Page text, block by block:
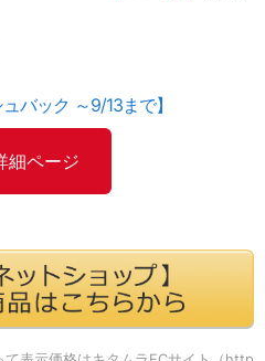
バック ～9/13まで】
細ページ